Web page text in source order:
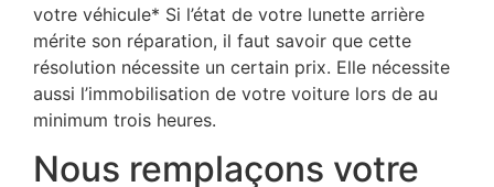
votre véhicule* Si l’état de votre lunette arrière
mérite son réparation, il faut savoir que cette
résolution nécessite un certain prix. Elle nécessite
aussi l’immobilisation de votre voiture lors de au
minimum trois heures.
Nous remplaçons votre